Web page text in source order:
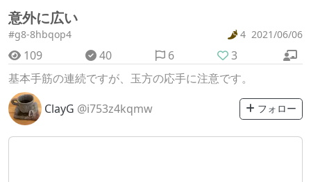
意外に広い
#g8-8hbqop4 4 2021/06/06
109 40 6
3
基本手筋の連続ですが、玉方の応手に注意です。
ClayG @i753z4kqmw フォロー